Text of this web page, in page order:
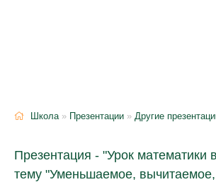
Школа» Презентации » Другие
Презентация - "Урок математики
тему "Уменьшаемое, вычитаемое,